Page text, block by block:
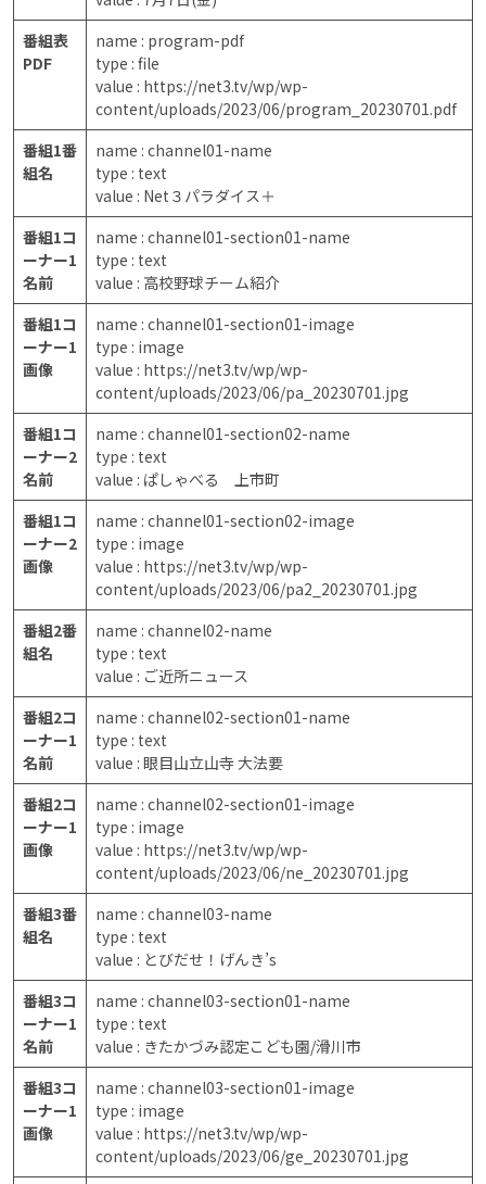
番組表
PDF
name : program-pdf
type : file
value : https://net3.tv/wp/wp-
content/uploads/2023/06/program_20230701.pdf
番組1番
組名
name : channel01-name
type : text
value : Net３パラダイス＋
番組1コ
ーナー1
名前
name : channel01-section01-name
type : text
value : 高校野球チーム紹介
番組1コ
ーナー1
画像
name : channel01-section01-image
type : image
value : https://net3.tv/wp/wp-
content/uploads/2023/06/pa_20230701.jpg
番組1コ
ーナー2
名前
name : channel01-section02-name
type : text
value : ぱしゃべる 上市町
番組1コ
ーナー2
画像
name : channel01-section02-image
type : image
value : https://net3.tv/wp/wp-
content/uploads/2023/06/pa2_20230701.jpg
番組2番
組名
name : channel02-name
type : text
value : ご近所ニュース
番組2コ
ーナー1
名前
name : channel02-section01-name
type : text
value : 眼目山立山寺 大法要
番組2コ
ーナー1
画像
name : channel02-section01-image
type : image
value : https://net3.tv/wp/wp-
content/uploads/2023/06/ne_20230701.jpg
番組3番
組名
name : channel03-name
type : text
value : とびだせ！げんき’s
番組3コ
ーナー1
名前
name : channel03-section01-name
type : text
value : きたかづみ認定こども園/滑川市
番組3コ
ーナー1
画像
name : channel03-section01-image
type : image
value : https://net3.tv/wp/wp-
content/uploads/2023/06/ge_20230701.jpg